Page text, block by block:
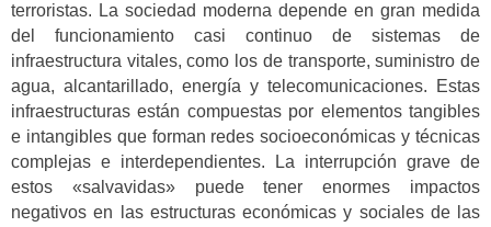
terroristas. La sociedad moderna depende en gran medida
del funcionamiento casi continuo de sistemas de
infraestructura vitales, como los de transporte, suministro de
agua, alcantarillado, energía y telecomunicaciones. Estas
infraestructuras están compuestas por elementos tangibles
e intangibles que forman redes socioeconómicas y técnicas
complejas e interdependientes. La interrupción grave de
estos «salvavidas» puede tener enormes impactos
negativos en las estructuras económicas y sociales de las